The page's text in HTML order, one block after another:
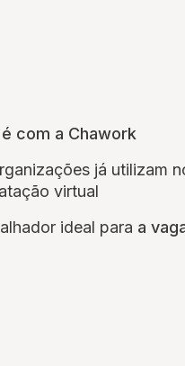
com a Chawork
já utilizam
virtual
ideal para a